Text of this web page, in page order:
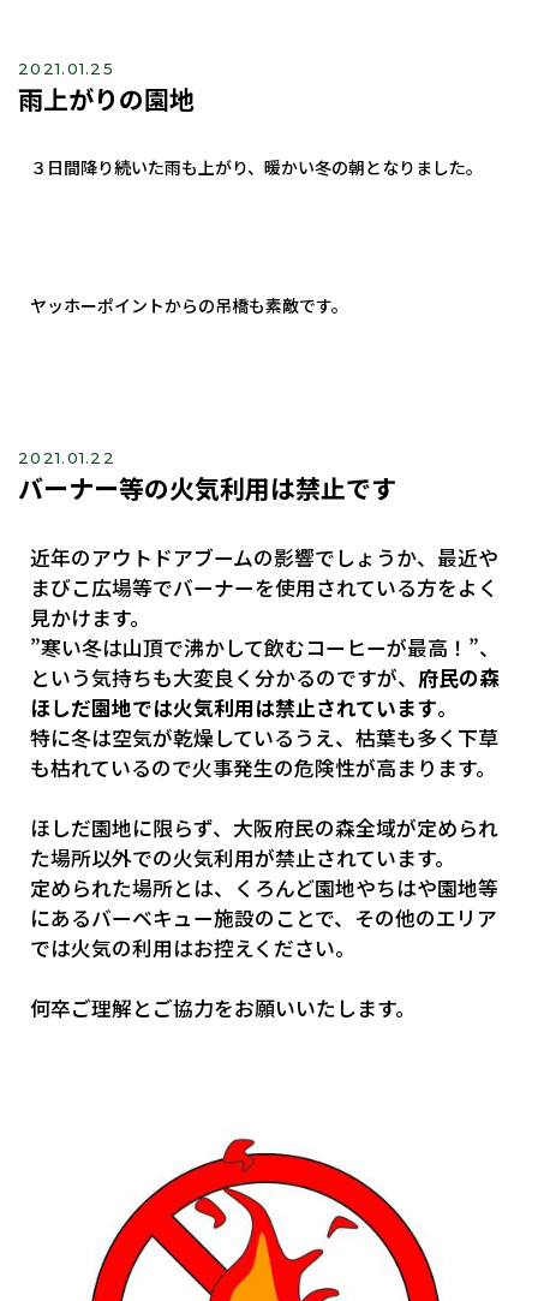
2021.01.25
雨上がりの園地
３日間降り続いた雨も上がり、暖かい冬の朝となりました。
ヤッホーポイントからの吊橋も素敵です。
2021.01.22
バーナー等の火気利用は禁止です
近年のアウトドアブームの影響でしょうか、最近や
まびこ広場等でバーナーを使用されている方をよく
見かけます。
”寒い冬は山頂で沸かして飲むコーヒーが最高！”、
という気持ちも大変良く分かるのですが、 府民の森
ほしだ園地では火気利用は禁止されています。
特に冬は空気が乾燥しているうえ、枯葉も多く下草
も枯れているので火事発生の危険性が高まります。
ほしだ園地に限らず、大阪府民の森全域が定められ
た場所以外での火気利用が禁止されています。
定められた場所とは、くろんど園地やちはや園地等
にあるバーベキュー施設のことで、その他のエリア
では火気の利用はお控えください。
何卒ご理解とご協力をお願いいたします。